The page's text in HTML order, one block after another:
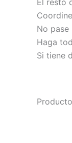
No
Haga
Si tiene